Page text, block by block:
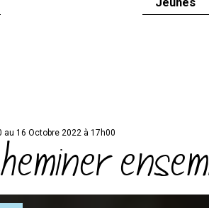
au 16 Octobre 2022 à 17h00